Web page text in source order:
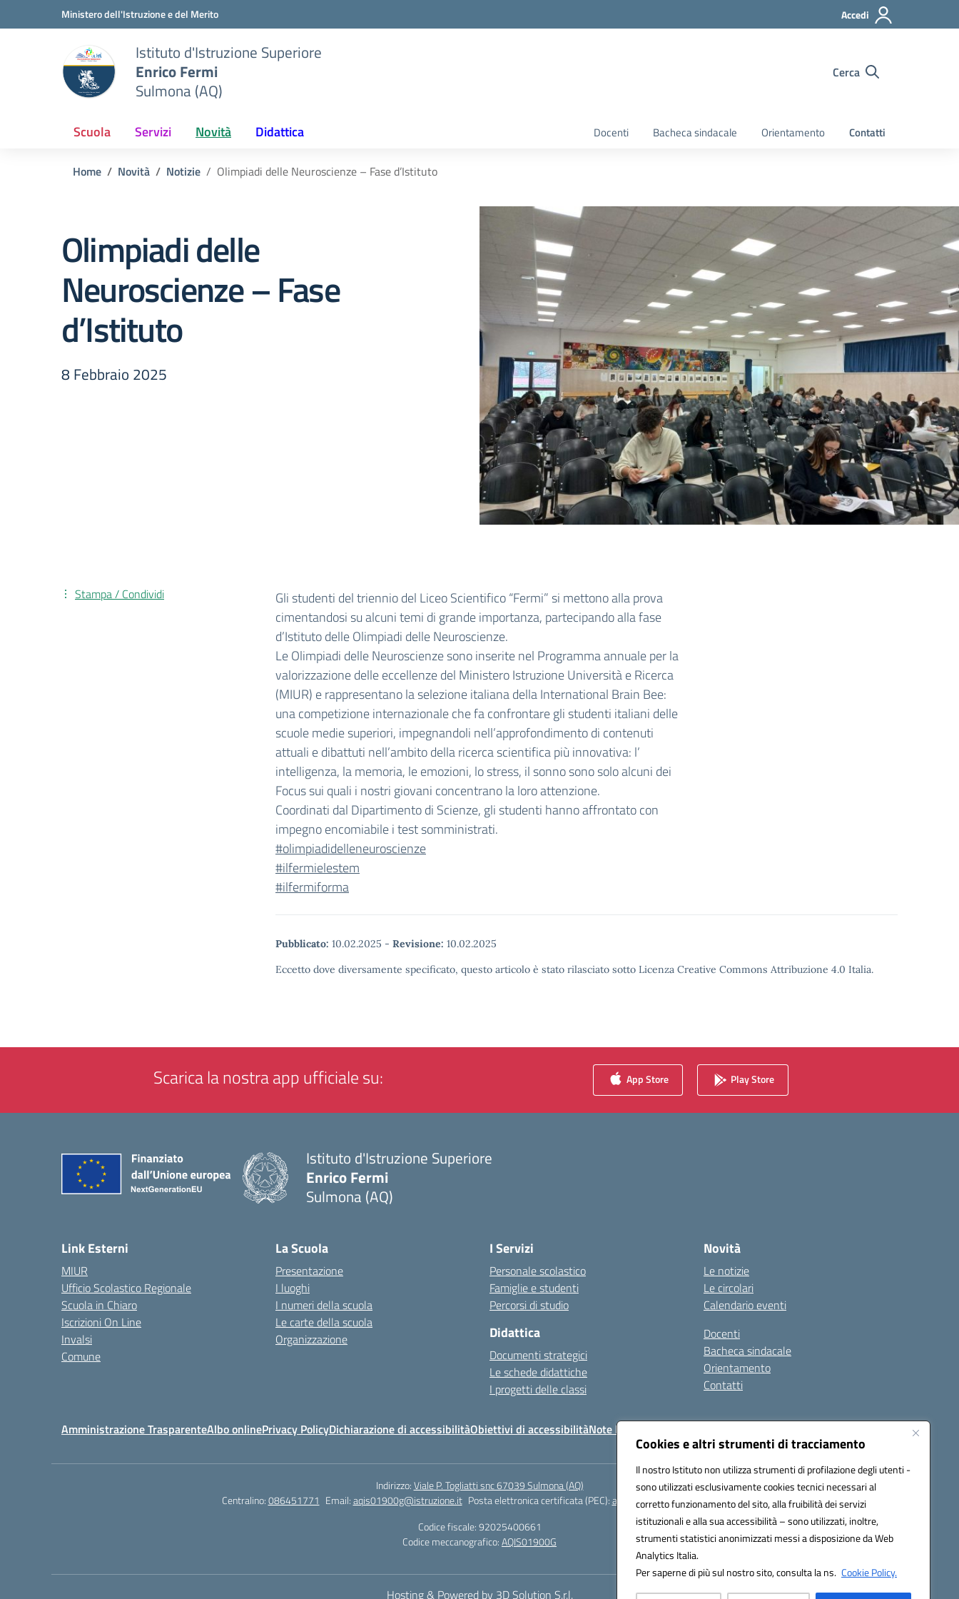
Cookies e altri strumenti di tracciamento
Il nostro Istituto non utilizza strumenti di profilazione degli utenti -
sono utilizzati esclusivamente cookies tecnici necessari al
corretto funzionamento del sito, alla fruibilità dei servizi
istituzionali e alla sua accessibilità – sono utilizzati, inoltre,
strumenti statistici anonimizzati messi a disposizione da Web
Analytics Italia.
Per saperne di più sul nostro sito, consulta la ns. Cookie Policy.
Vai ai contenuti
Vai al menu di navigazioneMinistero dell'Istruzione e del Merito Accedi
Istituto d'Istruzione Superiore
Enrico Fermi
Sulmona (AQ)
Cerca
Scuola Servizi Novità Didattica Docenti Bacheca sindacale Orientamento Contatti
Home Novità Notizie Olimpiadi delle Neuroscienze – Fase d’Istituto
Olimpiadi delle
Neuroscienze – Fase
d’Istituto
8 Febbraio 2025
Gli studenti del triennio del Liceo Scientifico “Fermi” si mettono alla prova
cimentandosi su alcuni temi di grande importanza, partecipando alla fase
d’Istituto delle Olimpiadi delle Neuroscienze.
Le Olimpiadi delle Neuroscienze sono inserite nel Programma annuale per la
valorizzazione delle eccellenze del Ministero Istruzione Università e Ricerca
(MIUR) e rappresentano la selezione italiana della International Brain Bee:
una competizione internazionale che fa confrontare gli studenti italiani delle
scuole medie superiori, impegnandoli nell’approfondimento di contenuti
attuali e dibattuti nell’ambito della ricerca scientifica più innovativa: l’
intelligenza, la memoria, le emozioni, lo stress, il sonno sono solo alcuni dei
Focus sui quali i nostri giovani concentrano la loro attenzione.
Coordinati dal Dipartimento di Scienze, gli studenti hanno affrontato con
impegno encomiabile i test somministrati.
#olimpiadidelleneuroscienze
#ilfermielestem
#ilfermiforma
Pubblicato: 10.02.2025 - Revisione: 10.02.2025
Eccetto dove diversamente specificato, questo articolo è stato rilasciato sotto Licenza Creative Commons Attribuzione 4.0 Italia.
Stampa / Condividi
Scarica la nostra app ufficiale su: App Store Play Store
Istituto d'Istruzione Superiore
Enrico Fermi
Sulmona (AQ)
Link Esterni
MIUR
Ufficio Scolastico Regionale
Scuola in Chiaro
Iscrizioni On Line
Invalsi
Comune
La Scuola
Presentazione
I luoghi
I numeri della scuola
Le carte della scuola
Organizzazione
I Servizi
Personale scolastico
Famiglie e studenti
Percorsi di studio
Didattica
Documenti strategici
Le schede didattiche
I progetti delle classi
Novità
Le notizie
Le circolari
Calendario eventi
Docenti
Bacheca sindacale
Orientamento
Contatti
Amministrazione TrasparenteAlbo onlinePrivacy PolicyDichiarazione di accessibilitàObiettivi di accessibilitàNote legali
Indirizzo:Viale P. Togliatti snc 67039 Sulmona (AQ)
Centralino:086451771 Email:aqis01900g@istruzione.it Posta elettronica certificata (PEC):aqis01900g@pec.istruzione.it
Codice fiscale: 92025400661
Codice meccanografico:AQIS01900G
Hosting & Powered by 3D Solution S.r.l.